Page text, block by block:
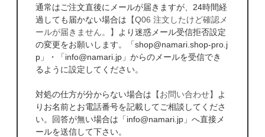
通常はご注文直後にメールが届きますが、24時間経
過しても届かない場合は 【Q06 注文したけど確認メ
ールが届きません。】
より迷惑メール受信拒否設定
の変更をお願いします。「shop@namari.shop-pro.j
p」・「info@namari.jp」からのメールを受信でき
るように設定してください。
対処の仕方が分からない場合は 【お問い合わせ】
よ
りお名前とお電話番号を記載してご相談してくださ
い。回答が無い場合は「info@namari.jp」へ直接メ
ールを送信して下さい。